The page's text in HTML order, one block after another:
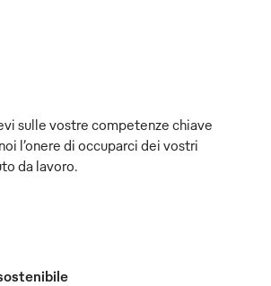
sulle vostre competenze chiave
l’onere di occuparci dei vostri
da lavoro.